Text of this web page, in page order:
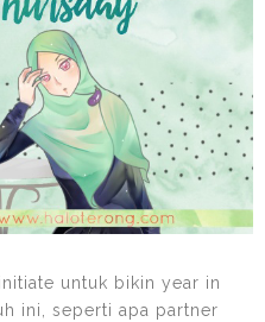
untuk bikin year in
ini, seperti apa partner